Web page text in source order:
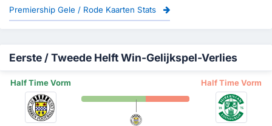
Premiership Gele / Rode Kaarten Stats
Eerste / Tweede Helft Win-Gelijkspel-Verlies
Half Time Vorm Half Time Vorm